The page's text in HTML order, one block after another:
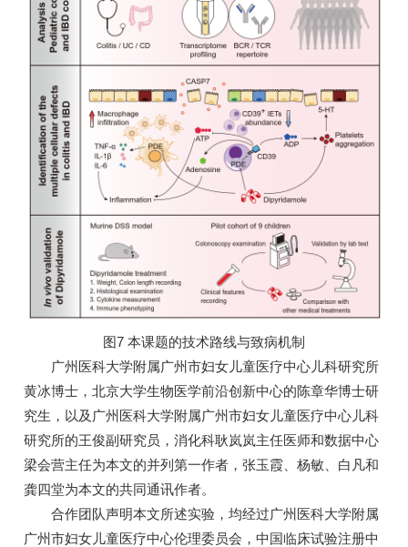
图7 本课题的技术路线与致病机制
广州医科大学附属广州市妇女儿童医疗中心儿科研究所
黄冰博士，北京大学生物医学前沿创新中心的陈章华博士研
究生，以及广州医科大学附属广州市妇女儿童医疗中心儿科
研究所的王俊副研究员，消化科耿岚岚主任医师和数据中心
梁会营主任为本文的并列第一作者，张玉霞、杨敏、白凡和
龚四堂为本文的共同通讯作者。
合作团队声明本文所述实验，均经过广州医科大学附属
广州市妇女儿童医疗中心伦理委员会，中国临床试验注册中